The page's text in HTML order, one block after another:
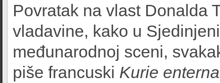
Povratak na vlast Donalda
vladavine, kako u
međunarodnoj sceni,
piše francuski Kurie